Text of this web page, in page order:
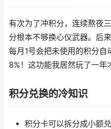
有次为了冲积分，连续熬夜
分根本不够换心仪武器。后
每月1号会把未使用的积分自
8%！这功能我居然玩了一年
积分兑换的冷知识
积分卡可以拆分成小额